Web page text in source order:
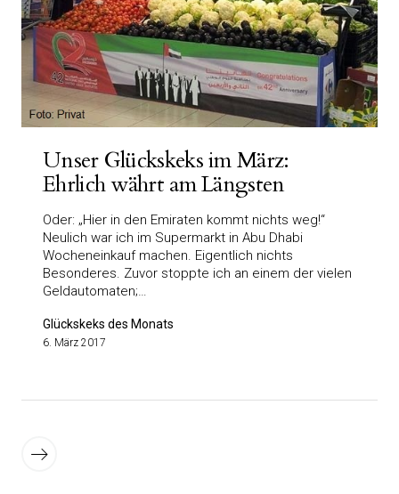
Unser Glückskeks im März:
Ehrlich währt am Längsten
Oder: „Hier in den Emiraten kommt nichts weg!“
Neulich war ich im Supermarkt in Abu Dhabi
Wocheneinkauf machen. Eigentlich nichts
Besonderes. Zuvor stoppte ich an einem der vielen
Geldautomaten;…
Glückskeks des Monats
6. März 2017
derBeiträge